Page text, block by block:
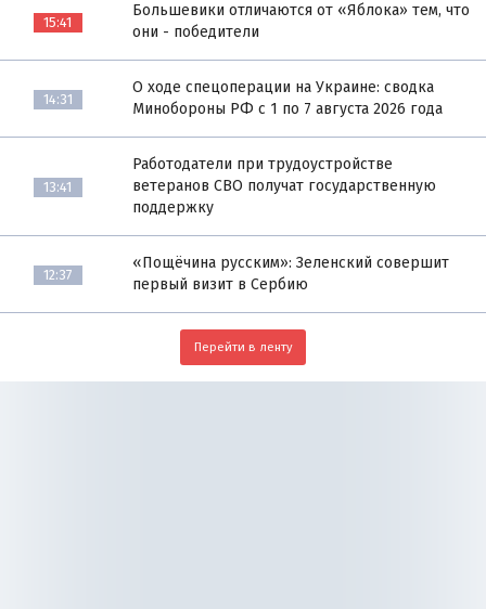
15:41
Большевики отличаются от «Яблока» тем, что
они - победители
14:31
О ходе спецоперации на Украине: сводка
Минобороны РФ с 1 по 7 августа 2026 года
13:41
Работодатели при трудоустройстве
ветеранов СВО получат государственную
поддержку
12:37
«Пощёчина русским»: Зеленский совершит
первый визит в Сербию
Перейти в ленту